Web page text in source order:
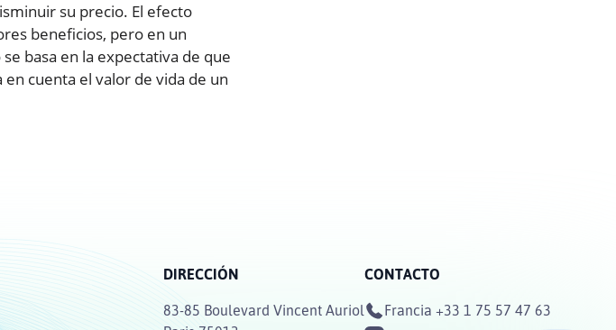
su precio. El efecto
beneficios, pero en un
basa en la expectativa de que
cuenta el valor de vida de un
DIRECCIÓN
83-85 Boulevard Vincent Auriol
CONTACTO
Francia +33 1 75 57 47 63